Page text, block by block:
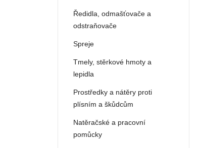
Ředidla, odmašťovače a
odstraňovače
Spreje
Tmely, stěrkové hmoty a
lepidla
Prostředky a nátěry proti
plísním a škůdcům
Natěračské a pracovní
pomůcky